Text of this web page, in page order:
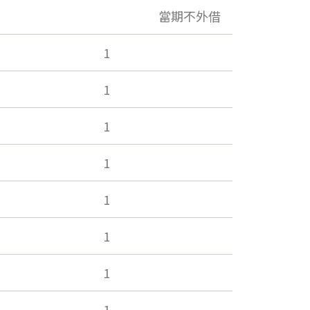
當期不外借
1
1
1
1
1
1
1